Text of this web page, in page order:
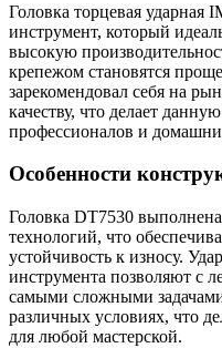
Головка торцевая ударная
инструмент, который
высокую
крепежом становятся
зарекомендовал себя на
качеству, что делает
профессионалов и
Особенности
Головка DT7530
технологий, что
устойчивость к износу.
инструмента позволяют с
самыми сложными
различных условиях, что
для любой мастерской.